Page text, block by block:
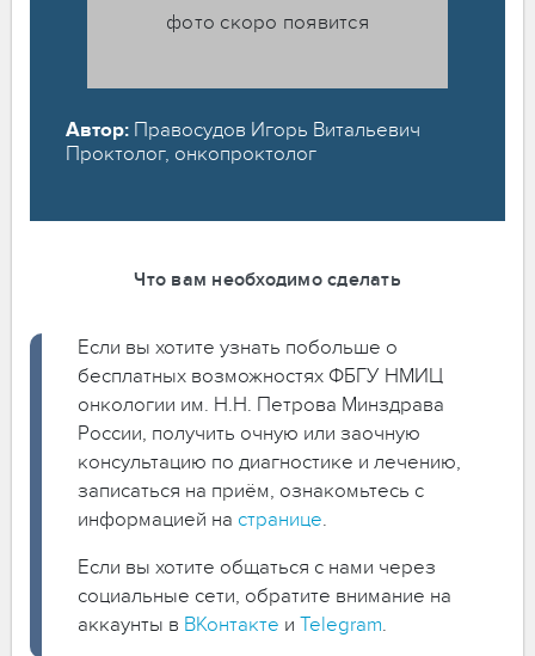
фото скоро появится
Автор: Правосудов Игорь Витальевич
Проктолог, онкопроктолог
Что вам необходимо сделать
Если вы хотите узнать побольше о
бесплатных возможностях ФБГУ НМИЦ
онкологии им. Н.Н. Петрова Минздрава
России, получить очную или заочную
консультацию по диагностике и лечению,
записаться на приём, ознакомьтесь с
информацией на странице.
Если вы хотите общаться с нами через
социальные сети, обратите внимание на
аккаунты в ВКонтакте и Telegram.